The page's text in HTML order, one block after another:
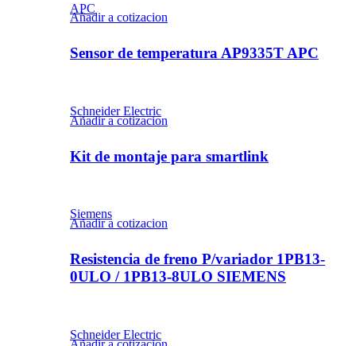
APC
Añadir a cotizacion
Sensor de temperatura AP9335T APC
Schneider Electric
Añadir a cotizacion
Kit de montaje para smartlink
Siemens
Añadir a cotizacion
Resistencia de freno P/variador 1PB13-
0ULO / 1PB13-8ULO SIEMENS
Schneider Electric